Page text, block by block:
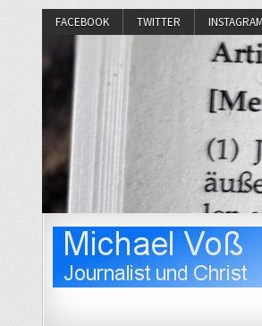
FACEBOOK TWITTER INSTAGRAM